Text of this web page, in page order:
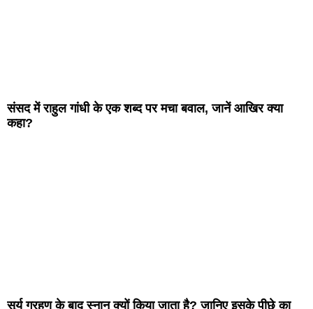
संसद में राहुल गांधी के एक शब्द पर मचा बवाल, जानें आखिर क्या
कहा?
सूर्य ग्रहण के बाद स्नान क्यों किया जाता है? जानिए इसके पीछे का